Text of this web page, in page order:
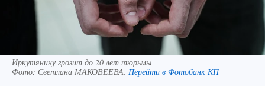
Иркутянину грозит до 20 лет тюрьмы
Фото: Светлана МАКОВЕЕВА. Перейти в Фотобанк КП